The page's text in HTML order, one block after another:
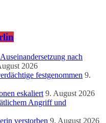
nach
2026
festgenommen 9.
eskaliert 9. August 2026
Angriff und
verstorben 9. August 2026